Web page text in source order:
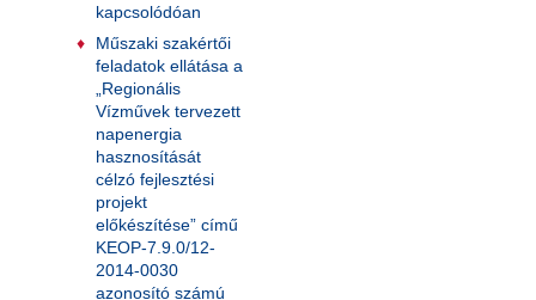
kapcsolódóan
Műszaki szakértői
feladatok ellátása a
„Regionális
Vízművek tervezett
napenergia
hasznosítását
célzó fejlesztési
projekt
előkészítése” című
KEOP-7.9.0/12-
2014-0030
azonosító számú